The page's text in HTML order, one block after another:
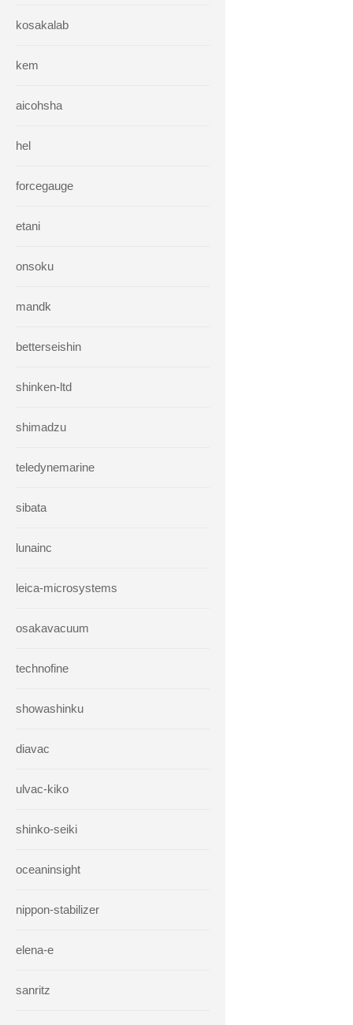
kosakalab
kem
aicohsha
hel
forcegauge
etani
onsoku
mandk
betterseishin
shinken-ltd
shimadzu
teledynemarine
sibata
lunainc
leica-microsystems
osakavacuum
technofine
showashinku
diavac
ulvac-kiko
shinko-seiki
oceaninsight
nippon-stabilizer
elena-e
sanritz